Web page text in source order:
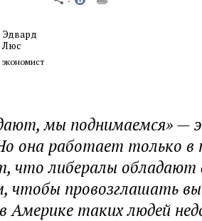
Эдвард
Люс
экономист
мы поднимаемся» —
она работает только в
что либералы
провозглашать
Америке таких людей